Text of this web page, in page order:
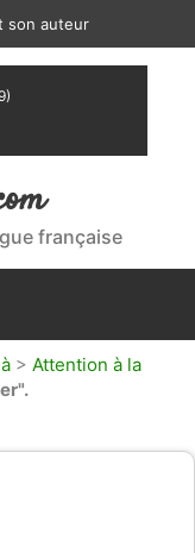
son auteur
française
> Attention à la